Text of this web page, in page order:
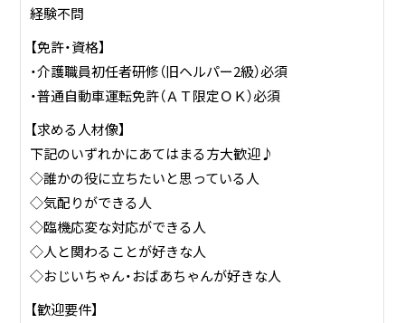
経験不問
【免許・資格】
・介護職員初任者研修（旧ヘルパー2級）必須
・普通自動車運転免許（ＡＴ限定ＯＫ）必須
【求める人材像】
下記のいずれかにあてはまる方大歓迎♪
◇誰かの役に立ちたいと思っている人
◇気配りができる人
◇臨機応変な対応ができる人
◇人と関わることが好きな人
◇おじいちゃん・おばあちゃんが好きな人
【歓迎要件】